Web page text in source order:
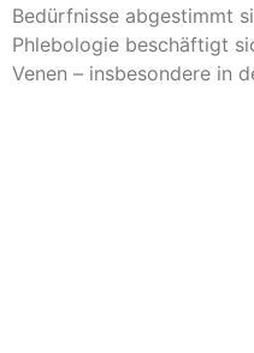
Bedürfnisse abgestimmt
Phlebologie beschäftigt
Venen – insbesondere in